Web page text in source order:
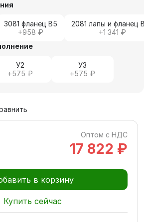
3081 фланец В5
+958 ₽
2081 лапы и фланец
+1 341 ₽
У2
+575 ₽
У3
+575 ₽
Оптом с НДС
17 822 ₽
в корзину
Купить сейчас